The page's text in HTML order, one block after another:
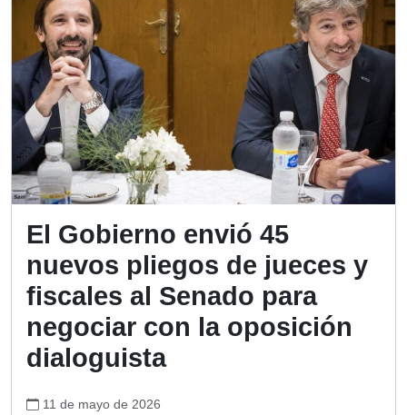
El Gobierno envió 45
nuevos pliegos de jueces y
fiscales al Senado para
negociar con la oposición
dialoguista
11 de mayo de 2026